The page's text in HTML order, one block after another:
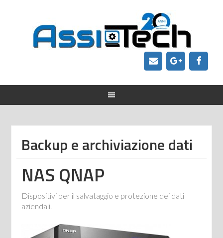
Backup e archiviazione dati
NAS QNAP
Dispositivi per il salvataggio e protezione dei dati
aziendali.